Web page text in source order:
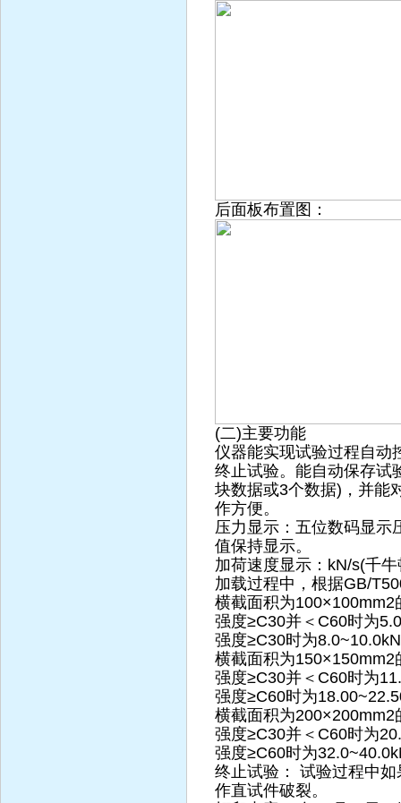
后面板布置图：
(二)主要功能
仪器能实现试验过程自动
终止试验。能自动保存试
块数据或3个数据)，并能
作方便。
压力显示：五位数码显示
值保持显示。
加荷速度显示：kN/s(千
加载过程中，根据GB/
横截面积为100×100mm2
强度≥C30并＜C60时为
强度≥C30时为
横截面积为150×150mm2
强度≥C30并＜C60时为
强度≥C60时为
横截面积为
强度≥C30并＜C60时为
强度≥C60时为
终止试验： 试验过程中
作直试件破裂。